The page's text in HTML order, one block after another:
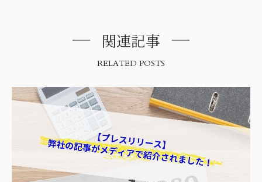
関連記事
RELATED POSTS